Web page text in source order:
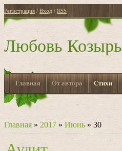
Регистрация / Вход / RSS
Любовь Козырь
Главная От автора Стихи
Главная » 2017 » Июнь » 30